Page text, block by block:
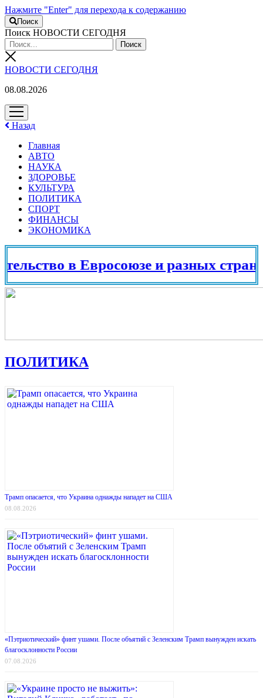
Нажмите "Enter" для перехода к содержанию
Поиск
Поиск НОВОСТИ СЕГОДНЯ
НОВОСТИ СЕГОДНЯ
08.08.2026
открыть
меню
Назад
Главная
АВТО
НАУКА
ЗДОРОВЬЕ
КУЛЬТУРА
ПОЛИТИКА
СПОРТ
ФИНАНСЫ
ЭКОНОМИКА
в Евросоюзе и разных странах
ПОЛИТИКА
Трамп опасается, что Украина однажды нападет на США
08.08.2026
«Пэтриотический» финт ушами. После объятий с Зеленским Трамп вынужден искать
благосклонности России
07.08.2026